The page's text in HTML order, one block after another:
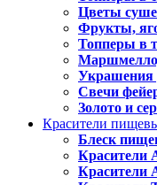
Цветы
Фрукты,
Топперы в
Украшения
Свечи
Золото и
Красители
Блеск
Красители
Красители